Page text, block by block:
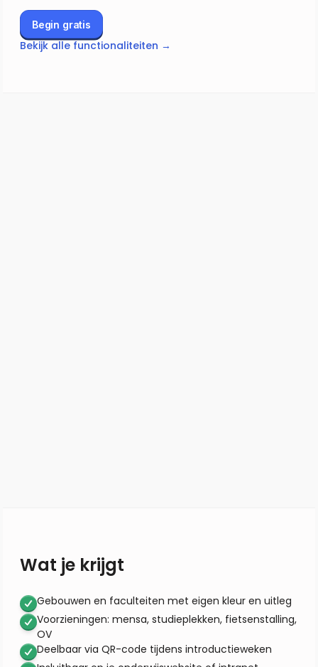
Begin gratis
Bekijk alle functionaliteiten →
Wat je krijgt
Gebouwen en faculteiten met eigen kleur en uitleg
Voorzieningen: mensa, studieplekken, fietsenstalling,
OV
Deelbaar via QR-code tijdens introductieweken